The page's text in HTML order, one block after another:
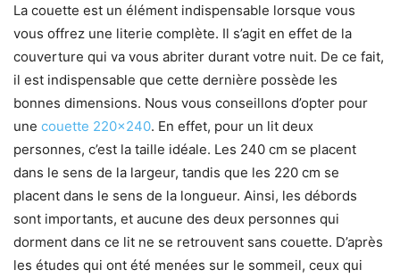
La couette est un élément indispensable lorsque vous
vous offrez une literie complète. Il s’agit en effet de la
couverture qui va vous abriter durant votre nuit. De ce fait,
il est indispensable que cette dernière possède les
bonnes dimensions. Nous vous conseillons d’opter pour
une couette 220×240. En effet, pour un lit deux
personnes, c’est la taille idéale. Les 240 cm se placent
dans le sens de la largeur, tandis que les 220 cm se
placent dans le sens de la longueur. Ainsi, les débords
sont importants, et aucune des deux personnes qui
dorment dans ce lit ne se retrouvent sans couette. D’après
les études qui ont été menées sur le sommeil, ceux qui